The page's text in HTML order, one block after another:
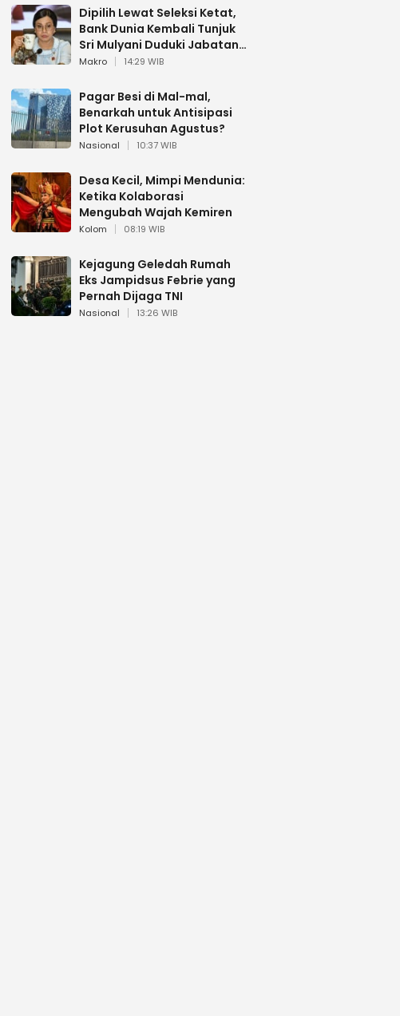
Dipilih Lewat Seleksi Ketat,
Bank Dunia Kembali Tunjuk
Sri Mulyani Duduki Jabatan
Strategis
Makro 14:29 WIB
Pagar Besi di Mal-mal,
Benarkah untuk Antisipasi
Plot Kerusuhan Agustus?
Nasional 10:37 WIB
Desa Kecil, Mimpi Mendunia:
Ketika Kolaborasi
Mengubah Wajah Kemiren
Kolom 08:19 WIB
Kejagung Geledah Rumah
Eks Jampidsus Febrie yang
Pernah Dijaga TNI
Nasional 13:26 WIB